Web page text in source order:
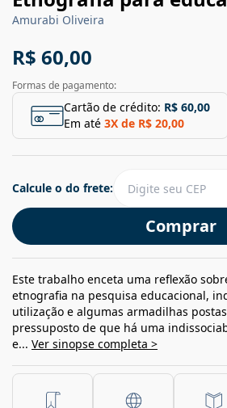
Amurabi Oliveira
R$ 60,00
Formas de pagamento:
Cartão de crédito: R$ 60,00
Em até 3X de R$ 20,00
Comprar
Calcule o do frete:
Este trabalho enceta uma reflexão
etnografia na pesquisa educacional,
utilização e algumas armadilhas
pressuposto de que há uma
e... Ver sinopse completa >